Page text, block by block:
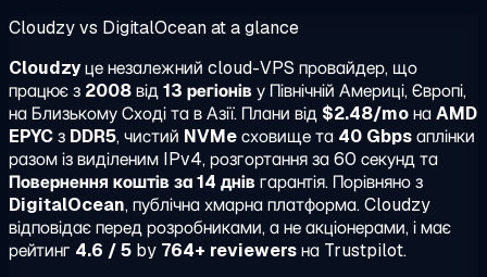
Cloudzy vs DigitalOcean at a glance
Cloudzyце незалежний cloud-VPS провайдер, що
працює з 2008від13 регіоніву Північній Америці, Європі,
на Близькому Сході та в Азії. Плани від $2.48/moнаAMD
EPYCз DDR5, чистий NVMeсховище та 40 Gbpsаплінки
разом із виділеним IPv4, розгортання за 60 секунд та
Повернення коштів за 14 днівгарантія. Порівняно з
DigitalOcean, публічна хмарна платформа. Cloudzy
відповідає перед розробниками, а не акціонерами, і має
рейтинг 4.6 / 5 by 764+ reviewersна Trustpilot.